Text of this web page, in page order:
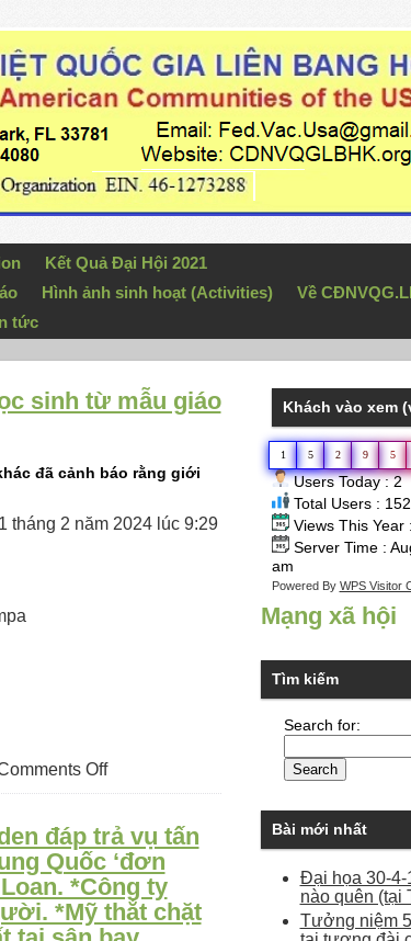
Kết Quả Đại Hội 2021
Hình ảnh sinh hoạt (Activities)
Về
tức
sinh từ mẫu giáo
đã cảnh báo rằng giới
tháng 2 năm 2024 lúc 9:29
Offon
Thượng
Florida
thông
qua
Dự
luật
đáp trả vụ tấn
Quốc ‘đơn
*Công ty
*Mỹ thắt chặt
Khách vào xem
1 5 2 9 5
Users Today : 2
Total Users :
Views This Year
Server Time :
am
Powered By WPS Visitor
Mạng xã hội
Tìm kiếm
Search for:
Bài mới nhất
Đại họa 30-4-
nào quên (tại
Tưởng niệm